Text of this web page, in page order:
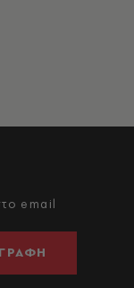
email